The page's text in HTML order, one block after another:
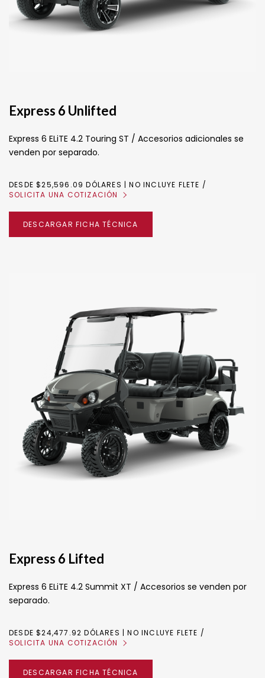
Express 6 Unlifted
Express 6 ELiTE 4.2 Touring ST / Accesorios adicionales se
venden por separado.
DESDE $25,596.09 DÓLARES | NO INCLUYE FLETE
SOLICITA UNA COTIZACIÓN
DESCARGAR FICHA TÉCNICA
Express 6 Lifted
Express 6 ELiTE 4.2 Summit XT / Accesorios se venden por
separado.
DESDE $24,477.92 DÓLARES | NO INCLUYE FLETE
SOLICITA UNA COTIZACIÓN
DESCARGAR FICHA TÉCNICA